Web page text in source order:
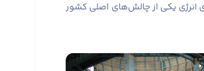
انرژی یکی از چالش‌های اصلی کشور